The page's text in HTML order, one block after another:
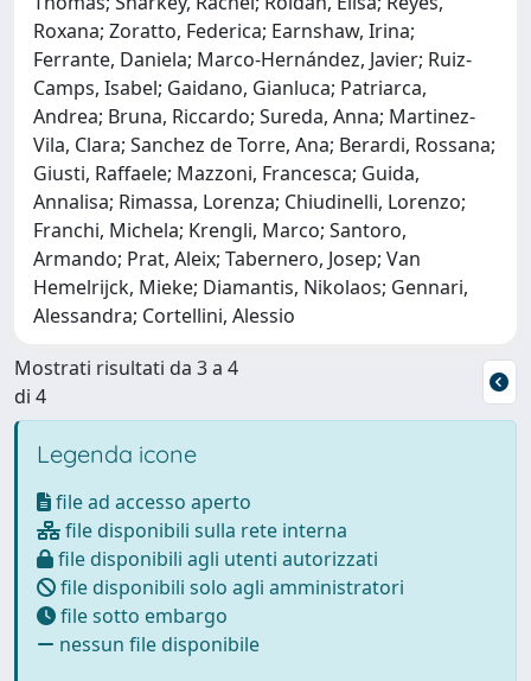
Roxana; Zoratto, Federica; Earnshaw, Irina;
Ferrante, Daniela; Marco-Hernández, Javier; Ruiz-
Camps, Isabel; Gaidano, Gianluca; Patriarca,
Andrea; Bruna, Riccardo; Sureda, Anna; Martinez-
Vila, Clara; Sanchez de Torre, Ana; Berardi, Rossana;
Giusti, Raffaele; Mazzoni, Francesca; Guida,
Annalisa; Rimassa, Lorenza; Chiudinelli, Lorenzo;
Franchi, Michela; Krengli, Marco; Santoro,
Armando; Prat, Aleix; Tabernero, Josep; Van
Hemelrijck, Mieke; Diamantis, Nikolaos; Gennari,
Alessandra; Cortellini, Alessio
Mostrati risultati da 3 a 4
di 4
Legenda icone
file ad accesso aperto
file disponibili sulla rete interna
file disponibili agli utenti autorizzati
file disponibili solo agli amministratori
file sotto embargo
nessun file disponibile